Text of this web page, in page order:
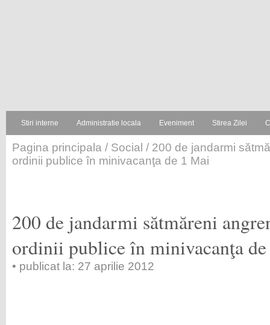
Stiri interne Administratie locala Eveniment Stirea Zilei
Pagina principala / Social / 200 de jandarmi
ordinii publice în minivacanţa de 1 Mai
200 de jandarmi sătmăreni
ordinii publice în minivacanţa
• publicat la: 27 aprilie 2012